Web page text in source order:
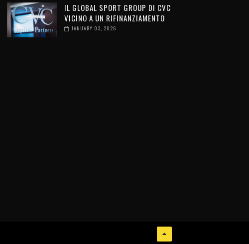
IL GLOBAL SPORT GROUP DI CVC
VICINO A UN RIFINANZIAMENTO
JANUARY 03, 2026